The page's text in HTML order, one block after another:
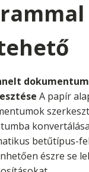
A papír
betűtípus-
észre se